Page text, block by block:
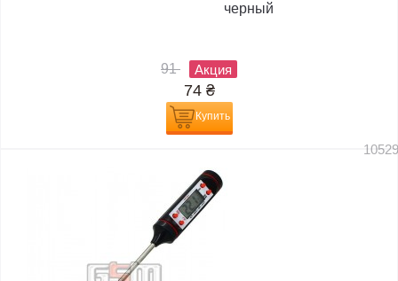
черный
91 Акция
74 ₴
Купить